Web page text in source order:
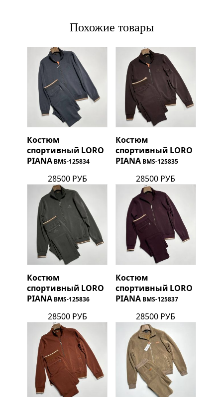
Похожие товары
Костюм
спортивный LORO
PIANA BMS-125834
28500 РУБ
Костюм
спортивный LORO
PIANA BMS-125835
28500 РУБ
Костюм
спортивный LORO
PIANA BMS-125836
28500 РУБ
Костюм
спортивный LORO
PIANA BMS-125837
28500 РУБ